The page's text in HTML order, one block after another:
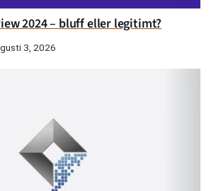
2024 – bluff eller legitimt?
3, 2026